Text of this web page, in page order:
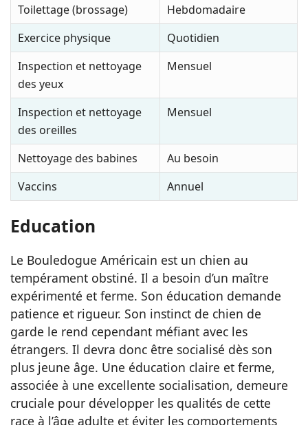
Toilettage (brossage)
Hebdomadaire
Exercice physique
Quotidien
Inspection et nettoyage
des yeux
Mensuel
Inspection et nettoyage
des oreilles
Mensuel
Nettoyage des babines
Au besoin
Vaccins
Annuel
Education
Le Bouledogue Américain est un chien au
tempérament obstiné. Il a besoin d’un maître
expérimenté et ferme. Son éducation demande
patience et rigueur. Son instinct de chien de
garde le rend cependant méfiant avec les
étrangers. Il devra donc être socialisé dès son
plus jeune âge. Une éducation claire et ferme,
associée à une excellente socialisation, demeure
cruciale pour développer les qualités de cette
race à l’âge adulte et éviter les comportements